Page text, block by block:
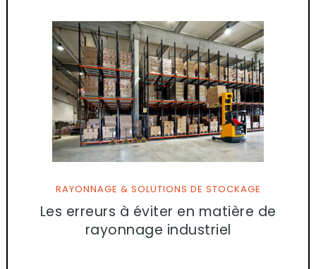
RAYONNAGE & SOLUTIONS DE STOCKAGE
Les erreurs à éviter en matière de
rayonnage industriel